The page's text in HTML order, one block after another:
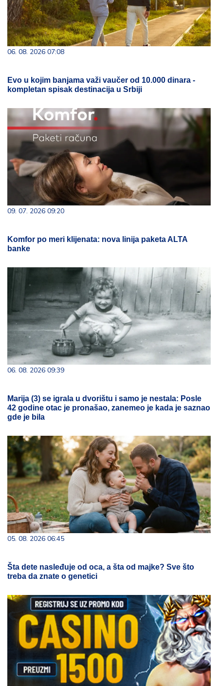
06. 08. 2026 07:08
Evo u kojim banjama važi vaučer od 10.000 dinara -
kompletan spisak destinacija u Srbiji
09. 07. 2026 09:20
Komfor po meri klijenata: nova linija paketa ALTA
banke
06. 08. 2026 09:39
Marija (3) se igrala u dvorištu i samo je nestala: Posle
42 godine otac je pronašao, zanemeo je kada je saznao
gde je bila
05. 08. 2026 06:45
Šta dete nasleđuje od oca, a šta od majke? Sve što
treba da znate o genetici